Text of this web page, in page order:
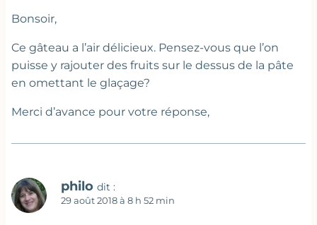
Bonsoir,
Ce gâteau a l’air délicieux. Pensez-vous que l’on
puisse y rajouter des fruits sur le dessus de la pâte
en omettant le glaçage?
Merci d’avance pour votre réponse,
philo dit :
29 août 2018 à 8 h 52 min